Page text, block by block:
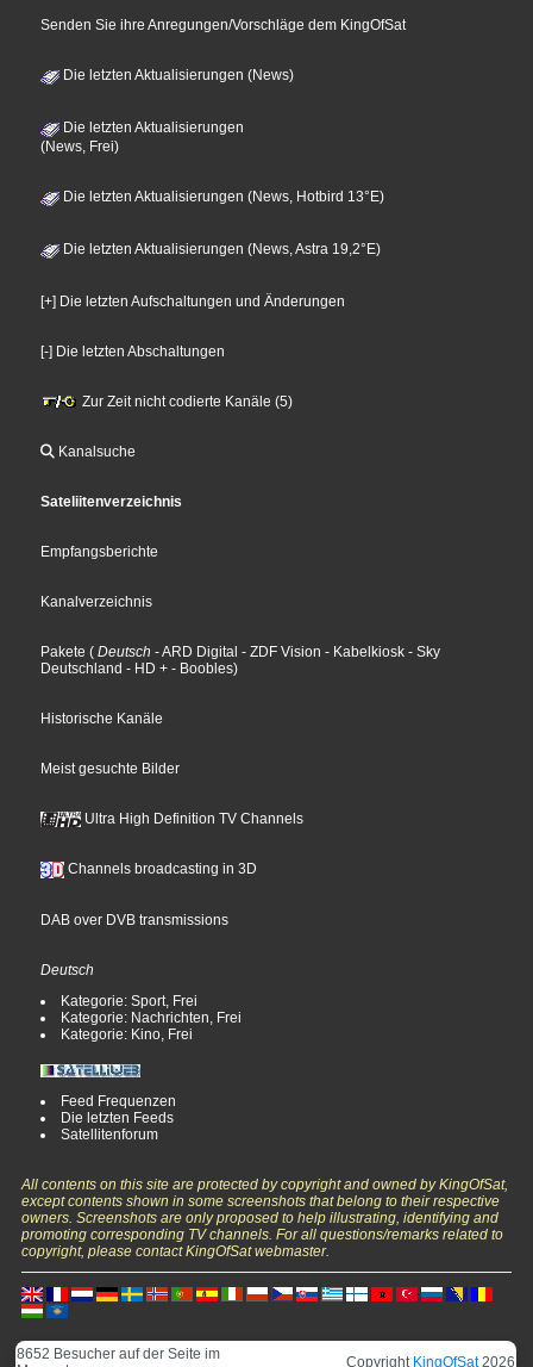
Senden Sie ihre Anregungen/Vorschläge dem KingOfSat
Die letzten Aktualisierungen (News)
Die letzten Aktualisierungen
(News, Frei)
Die letzten Aktualisierungen (News, Hotbird 13°E)
Die letzten Aktualisierungen (News, Astra 19,2°E)
[+] Die letzten Aufschaltungen und Änderungen
[-] Die letzten Abschaltungen
Zur Zeit nicht codierte Kanäle (5)
Kanalsuche
Sateliitenverzeichnis
Empfangsberichte
Kanalverzeichnis
Pakete ( Deutsch - ARD Digital - ZDF Vision - Kabelkiosk - Sky
Deutschland - HD + - Boobles)
Historische Kanäle
Meist gesuchte Bilder
Ultra High Definition TV Channels
Channels broadcasting in 3D
DAB over DVB transmissions
Deutsch
Kategorie: Sport, Frei
Kategorie: Nachrichten, Frei
Kategorie: Kino, Frei
Feed Frequenzen
Die letzten Feeds
Satellitenforum
All contents on this site are protected by copyright and owned by KingOfSat,
except contents shown in some screenshots that belong to their respective
owners. Screenshots are only proposed to help illustrating, identifying and
promoting corresponding TV channels. For all questions/remarks related to
copyright, please contact KingOfSat webmaster.
8652 Besucher auf der Seite im
Copyright KingOfSat2026